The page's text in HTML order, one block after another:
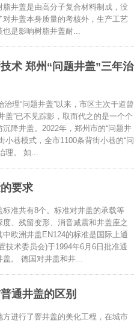
井盖是由高分子复合材料制成，没
井盖本身质量的考核外，生产工艺
也是影响树脂井盖耐...
术 郑州“问题井盖”三年治
治理“问题井盖”以来，市区主次干道曾
盖”已不见踪影，取而代之的是一个个
降井盖。2022年，郑州市的“问题井
小巷模式，全市1100条背街小巷的“问
理。 如...
要求
标准共有8个。标准对井盖的承载等
、残留变形、消音减震和井盖座之
欧洲井盖EN124的标准是国际上通
技术委员会)于1994年6月6日批准通
盖。 德国对井盖和井...
通井盖的区别
进行了窨井盖的美化工程，在城市